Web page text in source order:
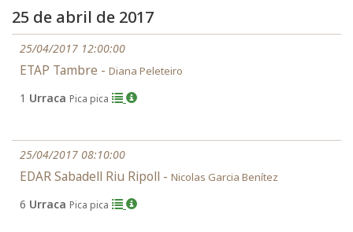
25 de abril de 2017
25/04/2017 12:00:00
ETAP Tambre - Diana Peleteiro
1 Urraca Pica pica
25/04/2017 08:10:00
EDAR Sabadell Riu Ripoll - Nicolas Garcia Benítez
6 Urraca Pica pica